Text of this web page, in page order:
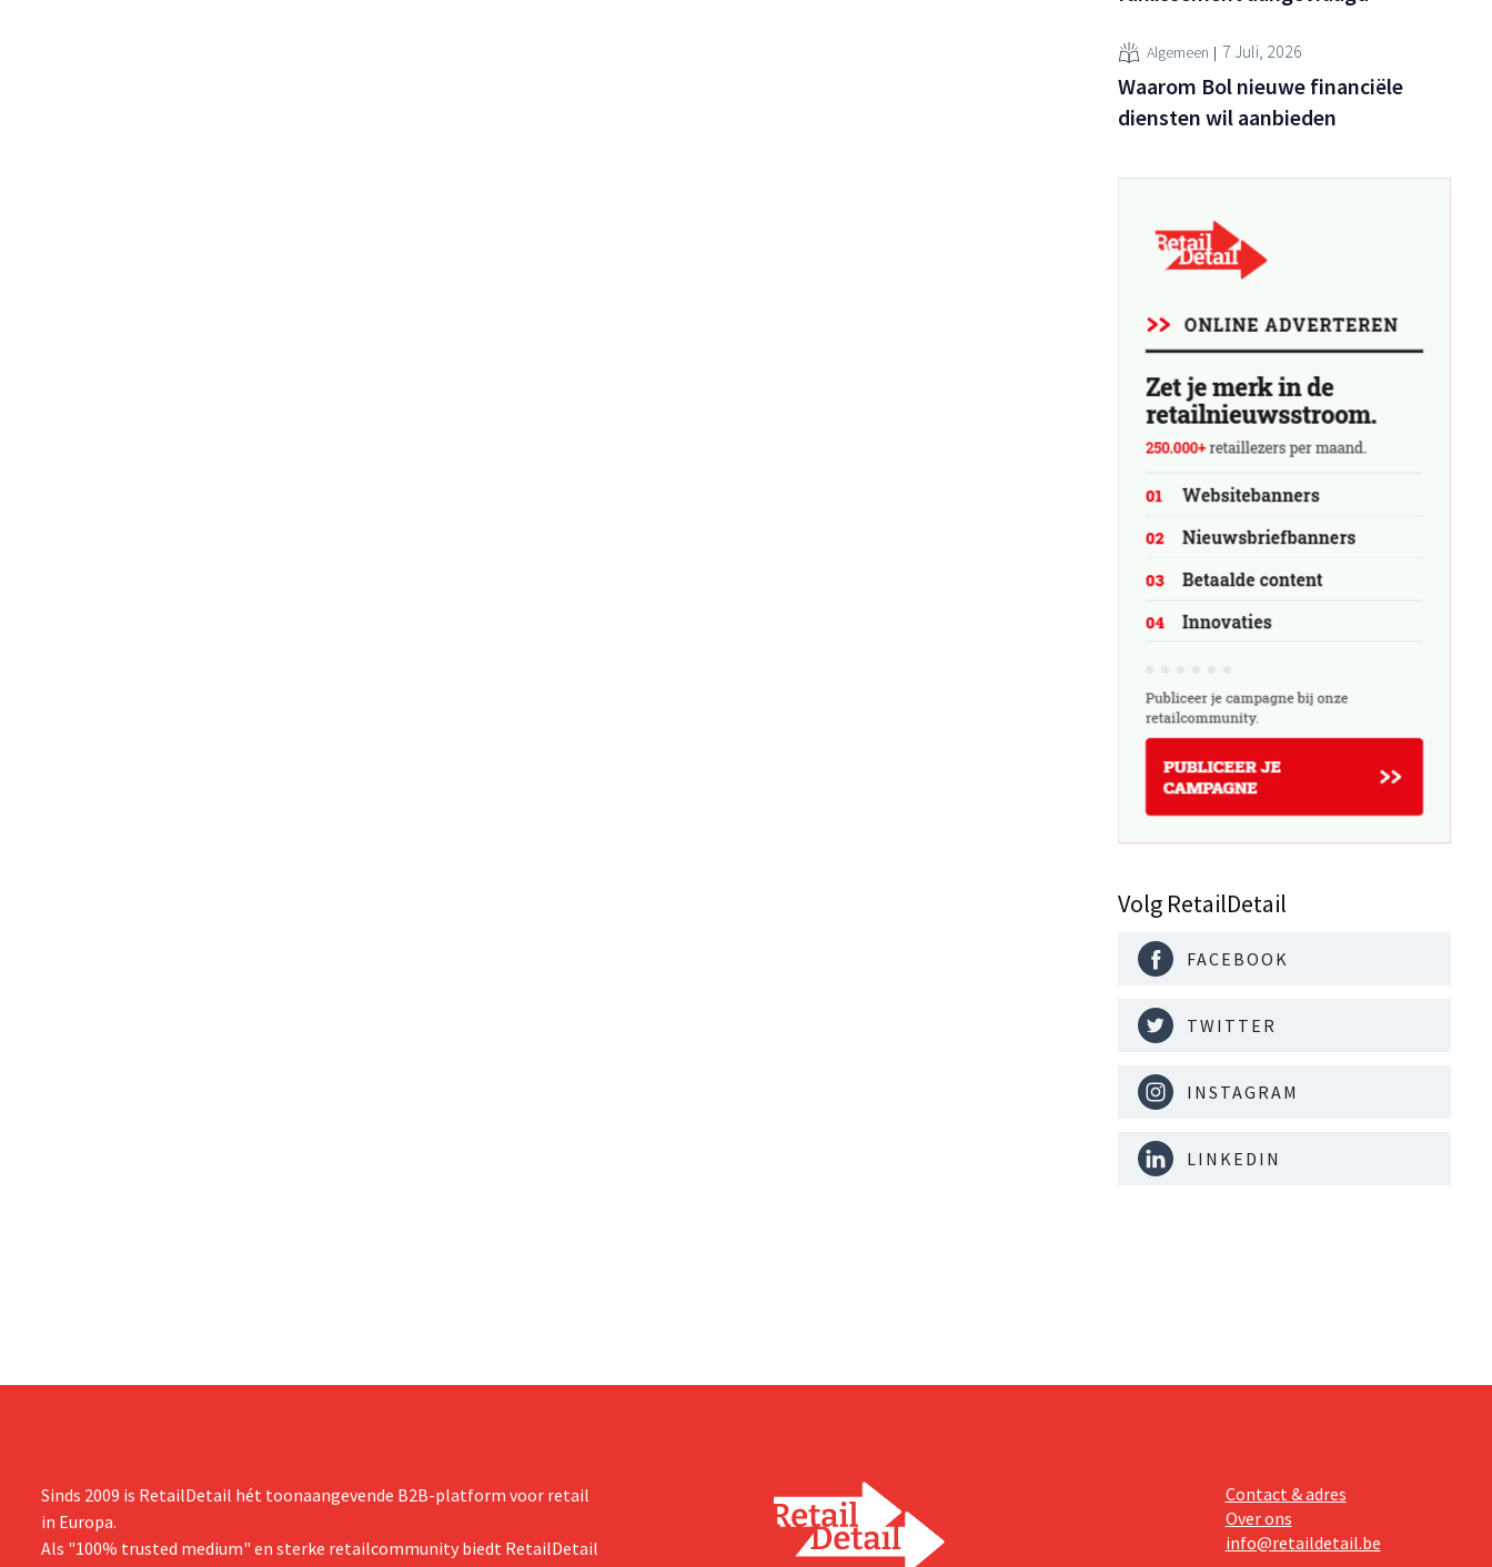
Algemeen 7 Juli, 2026
Waarom Bol nieuwe financiële
diensten wil aanbieden
Volg RetailDetail
FACEBOOK
TWITTER
INSTAGRAM
LINKEDIN
Sinds 2009 is RetailDetail hét toonaangevende B2B-platform voor retail
in Europa.
Als "100% trusted medium" en sterke retailcommunity biedt RetailDetail
Contact & adres
Over ons
info@retaildetail.be